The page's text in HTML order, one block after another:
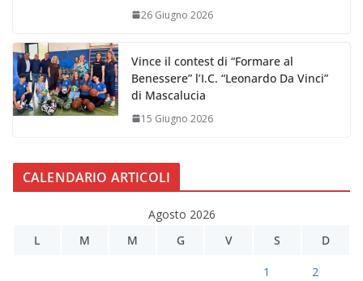
26 Giugno 2026
Vince il contest di “Formare al
Benessere” l’I.C. “Leonardo Da Vinci”
di Mascalucia
15 Giugno 2026
CALENDARIO ARTICOLI
Agosto 2026
L
M M G V S D
1 2